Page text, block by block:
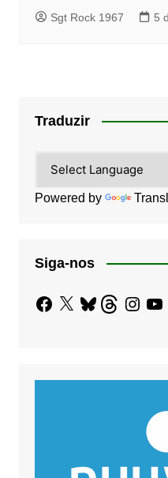
Sgt Rock 1967 5
Traduzir
Powered by
Siga-nos
Facebook
X BlueskyThreads